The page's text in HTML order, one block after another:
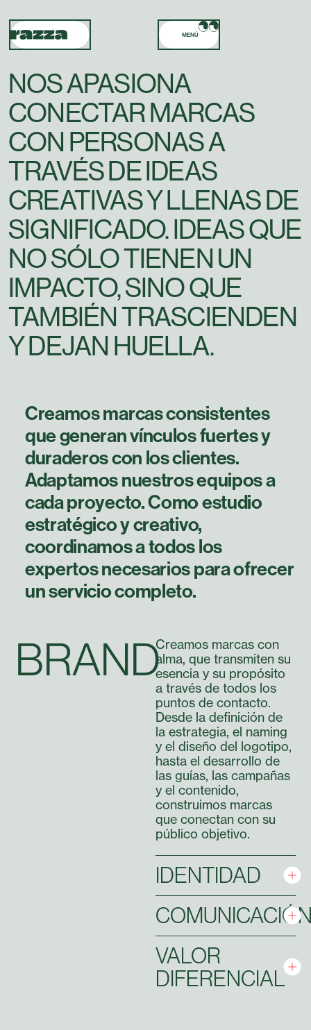
MENÚ
NOS APASIONA
CONECTAR MARCAS
CON PERSONAS A
TRAVÉS DE IDEAS
CREATIVAS Y LLENAS DE
SIGNIFICADO. IDEAS QUE
NO SÓLO TIENEN UN
IMPACTO, SINO QUE
TAMBIÉN TRASCIENDEN
Y DEJAN HUELLA.
Creamos marcas consistentes
que generan vínculos fuertes y
duraderos con los clientes.
Adaptamos nuestros equipos a
cada proyecto. Como estudio
estratégico y creativo,
coordinamos a todos los
expertos necesarios para ofrecer
un servicio completo.
BRANDCreamos marcas con
alma, que transmiten su
esencia y su propósito
a través de todos los
puntos de contacto.
Desde la definición de
la estrategia, el naming
y el diseño del logotipo,
hasta el desarrollo de
las guías, las campañas
y el contenido,
construimos marcas
que conectan con su
público objetivo.
IDENTIDAD
VALOR
DIFERENCIAL